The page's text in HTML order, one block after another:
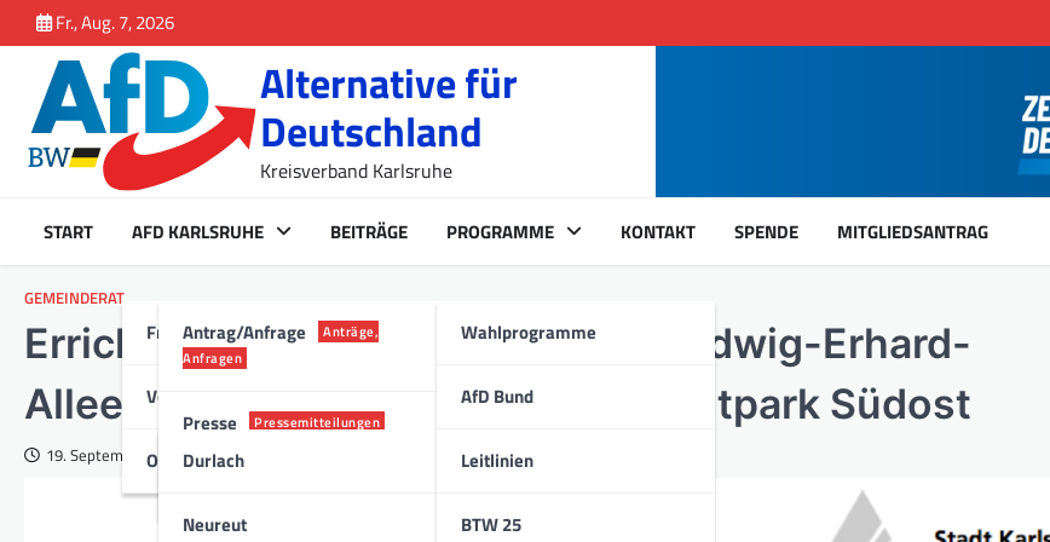
springen
to
content
Fr., Aug. 7, 2026
Alternative für
Deutschland
Kreisverband Karlsruhe
START AFD KARLSRUHE
Fraktion Karlsruhe
Antrag/Anfrage
Anträge,
Anfragen
Presse Pressemitteilungen
Vorstand
Ortsverband
Durlach
Neureut
BEITRÄGE PROGRAMME
Wahlprogramme
AfD Bund
Leitlinien
BTW 25
KONTAKT SPENDE MITGLIEDSANTRAG
GEMEINDERAT
Errichtung einer Ballspielanlage Ludwig-Erhard-
Allee/Marie-Juchacz-Straße – Stadtpark Südost
19. September 2017